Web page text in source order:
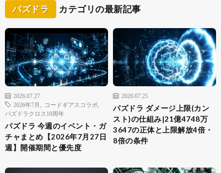
パズドラ カテゴリの最新記事
2026.07.27
2026年7月
コードギアスコラボ
パズドラクロス10周年
パズドラ 今週のイベント・ガ
チャまとめ【2026年7月27日
週】開催期間と優先度
2026.07.25
パズドラ ダメージ上限(カン
スト)の仕組み|21億4748万
3647の正体と上限解放4倍・
8倍の条件